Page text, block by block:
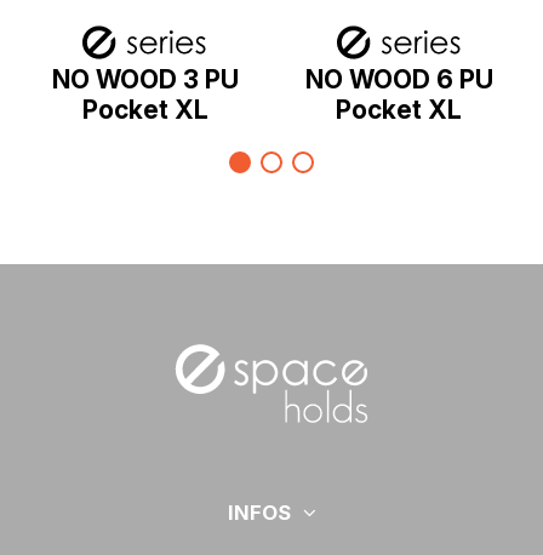
NO WOOD 3 PU
Pocket XL
NO WOOD 6 PU
Pocket XL
INFOS